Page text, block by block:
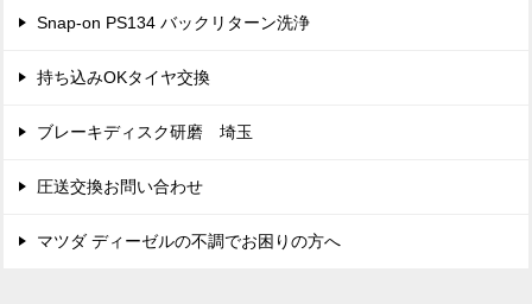
Snap-on PS134 バックリターン洗浄
持ち込みOKタイヤ交換
ブレーキディスク研磨 埼玉
圧送交換お問い合わせ
マツダ ディーゼルの不調でお困りの方へ